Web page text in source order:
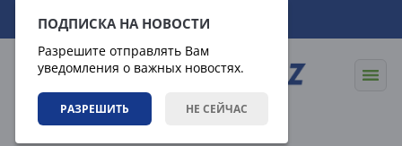
ПОДПИСКА НА НОВОСТИ
Разрешите отправлять Вам
уведомления о важных новостях.
РАЗРЕШИТЬ НЕ СЕЙЧАС
08.08.2026 12:16:45